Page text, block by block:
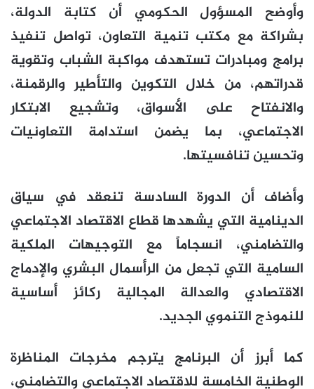
وأوضح المسؤول الحكومي أن كتابة الدولة،
بشراكة مع مكتب تنمية التعاون، تواصل تنفيذ
برامج ومبادرات تستهدف مواكبة الشباب وتقوية
قدراتهم، من خلال التكوين والتأطير والرقمنة،
والانفتاح على الأسواق، وتشجيع الابتكار
الاجتماعي، بما يضمن استدامة التعاونيات
وتحسين تنافسيتها.
وأضاف أن الدورة السادسة تنعقد في سياق
الدينامية التي يشهدها قطاع الاقتصاد الاجتماعي
والتضامني، انسجاماً مع التوجيهات الملكية
السامية التي تجعل من الرأسمال البشري والإدماج
الاقتصادي والعدالة المجالية ركائز أساسية
للنموذج التنموي الجديد.
كما أبرز أن البرنامج يترجم مخرجات المناظرة
الوطنية الخامسة للاقتصاد الاجتماعي والتضامني،